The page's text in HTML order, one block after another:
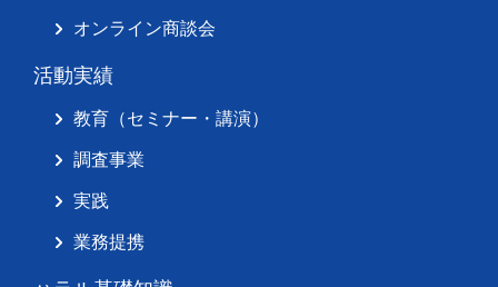
オンライン商談会
活動実績
教育（セミナー・講演）
調査事業
実践
業務提携